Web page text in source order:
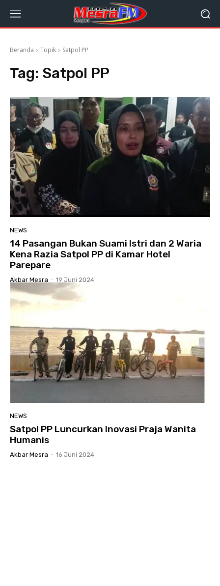
Beranda Topik Satpol PP
Tag: Satpol PP
NEWS
14 Pasangan Bukan Suami Istri dan 2 Waria
Kena Razia Satpol PP di Kamar Hotel
Parepare
Akbar Mesra - 19 Juni 2024
NEWS
Satpol PP Luncurkan Inovasi Praja Wanita
Humanis
Akbar Mesra - 16 Juni 2024